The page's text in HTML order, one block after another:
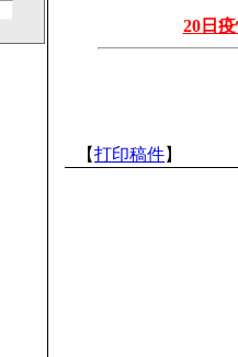
20日
【打印稿件】